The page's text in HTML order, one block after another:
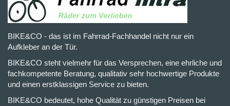
BIKE&CO - das ist im Fahrrad-Fachhandel nicht nur ein
Aufkleber an der Tür.
BIKE&CO steht vielmehr für das Versprechen, eine ehrliche und
fachkompetente Beratung, qualitativ sehr hochwertige Produkte
und einen erstklassigen Service zu bieten.
BIKE&CO bedeutet, hohe Qualität zu günstigen Preisen bei